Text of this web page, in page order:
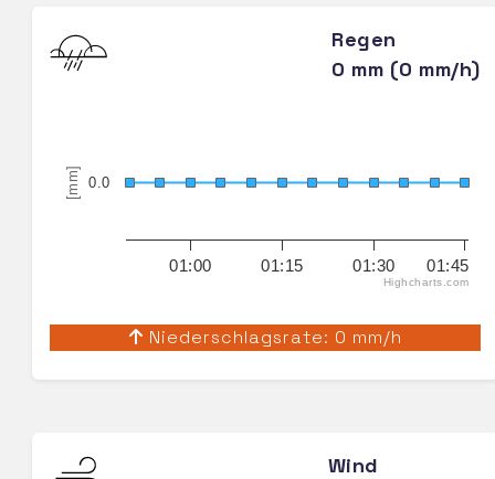
Regen
0 mm (0 mm/h)
[mm]
01:00 01:15 01:30 01:45
0.0
Highcharts.com
Niederschlagsrate: 0 mm/h
Wind